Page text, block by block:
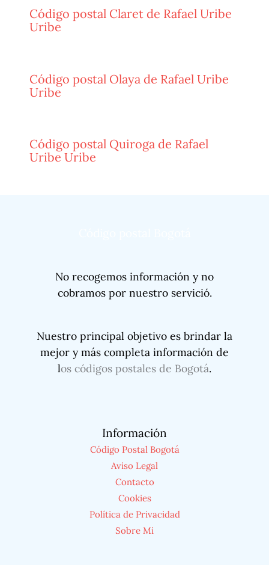
Código postal Claret de Rafael Uribe
Uribe
Código postal Olaya de Rafael Uribe
Uribe
Código postal Quiroga de Rafael
Uribe Uribe
No recogemos información y no
cobramos por nuestro servició.
Nuestro principal objetivo es brindar la
mejor y más completa información de
los códigos postales de Bogotá.
Información
Código Postal Bogotá
Aviso Legal
Contacto
Cookies
Política de Privacidad
Sobre Mi